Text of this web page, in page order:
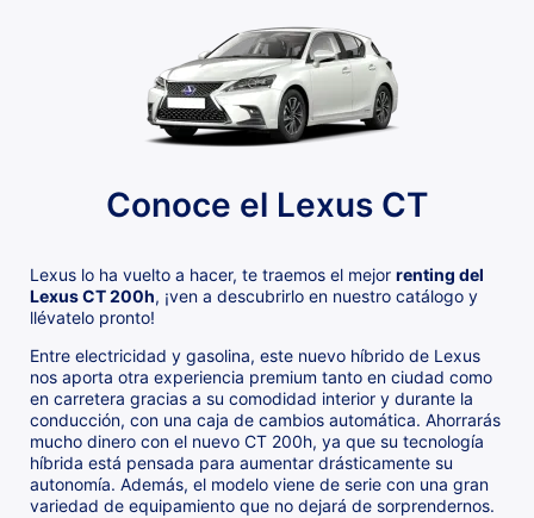
Conoce el Lexus CT
Lexus lo ha vuelto a hacer, te traemos el mejor renting del
Lexus CT 200h, ¡ven a descubrirlo en nuestro catálogo y
llévatelo pronto!
Entre electricidad y gasolina, este nuevo híbrido de Lexus
nos aporta otra experiencia premium tanto en ciudad como
en carretera gracias a su comodidad interior y durante la
conducción, con una caja de cambios automática. Ahorrarás
mucho dinero con el nuevo CT 200h, ya que su tecnología
híbrida está pensada para aumentar drásticamente su
autonomía. Además, el modelo viene de serie con una gran
variedad de equipamiento que no dejará de sorprendernos.